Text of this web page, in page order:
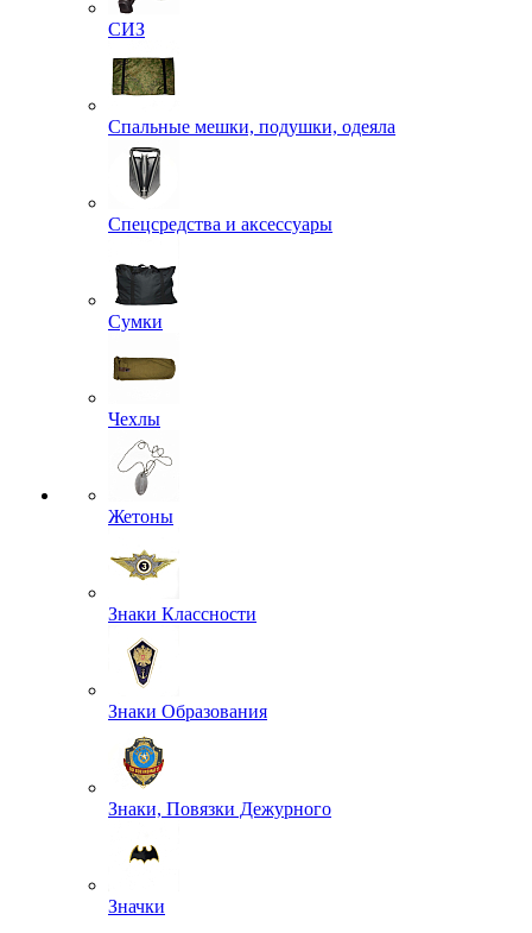
СИЗ
Спальные мешки, подушки, одеяла
Спецсредства и аксессуары
Сумки
Чехлы
Жетоны
Знаки Классности
Знаки Образования
Знаки, Повязки Дежурного
Значки